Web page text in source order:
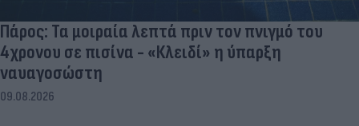
Πάρος: Τα μοιραία λεπτά πριν τον πνιγμό του
4χρονου σε πισίνα - «Κλειδί» η ύπαρξη
ναυαγοσώστη
09.08.2026